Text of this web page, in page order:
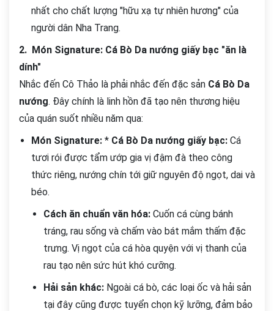
nhất cho chất lượng "hữu xạ tự nhiên hương" của
người dân Nha Trang.
2. Món Signature: Cá Bò Da nướng giấy bạc "ăn là
dính"
Nhắc đến Cô Thảo là phải nhắc đến đặc sản Cá Bò Da
nướng. Đây chính là linh hồn đã tạo nên thương hiệu
của quán suốt nhiều năm qua:
Món Signature: * Cá Bò Da nướng giấy bạc: Cá
tươi rói được tẩm ướp gia vị đậm đà theo công
thức riêng, nướng chín tới giữ nguyên độ ngọt, dai và
béo.
Cách ăn chuẩn văn hóa: Cuốn cá cùng bánh
tráng, rau sống và chấm vào bát mắm thấm đặc
trưng. Vị ngọt của cá hòa quyện với vị thanh của
rau tạo nên sức hút khó cưỡng.
Hải sản khác: Ngoài cá bò, các loại ốc và hải sản
tại đây cũng được tuyển chọn kỹ lưỡng, đảm bảo